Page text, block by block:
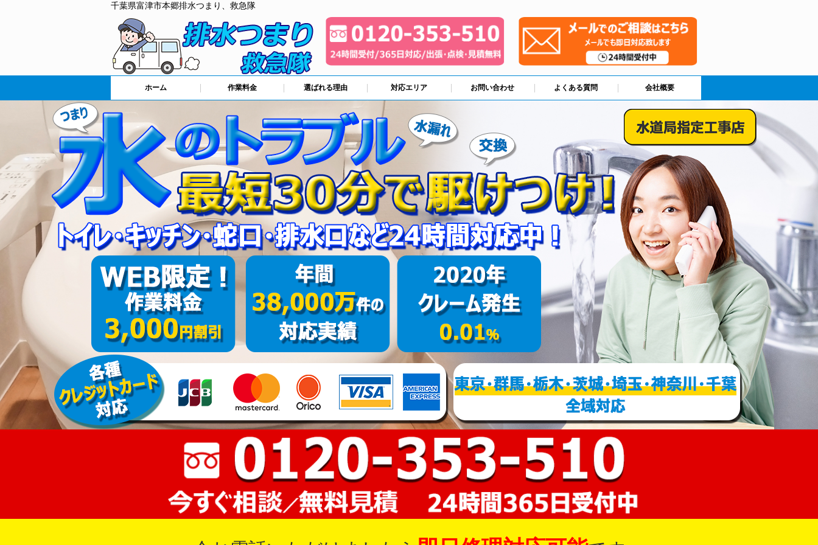
千葉県富津市本郷排水つまり、救急隊
ホーム 作業料金 選ばれる理由 対応エリア お問い合わせ よくある質問 会社概要